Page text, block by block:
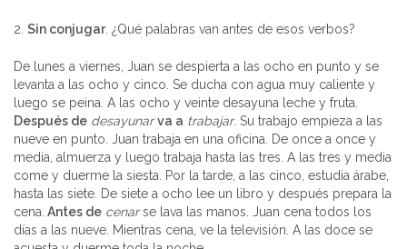
2. Sin conjugar. ¿Qué palabras van antes de esos verbos?
De lunes a viernes, Juan se despierta a las ocho en punto y se
levanta a las ocho y cinco. Se ducha con agua muy caliente y
luego se peina. A las ocho y veinte desayuna leche y fruta.
Después de desayunarva a trabajar. Su trabajo empieza a las
nueve en punto. Juan trabaja en una oficina. De once a once y
media, almuerza y luego trabaja hasta las tres. A las tres y media
come y duerme la siesta. Por la tarde, a las cinco, estudia árabe,
hasta las siete. De siete a ocho lee un libro y después prepara la
cena. Antes de cenarse lava las manos. Juan cena todos los
días a las nueve. Mientras cena, ve la televisión. A las doce se